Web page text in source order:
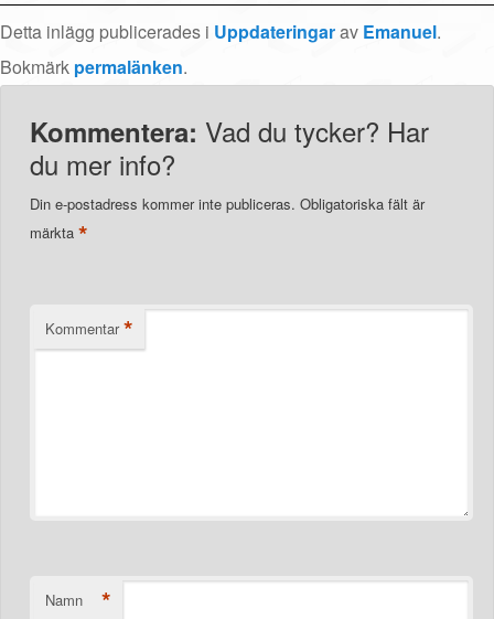
Detta inlägg publicerades i Uppdateringarav Emanuel.
Bokmärk permalänken.
Kommentera: Vad du tycker? Har
du mer info?
Din e-postadress kommer inte publiceras. Obligatoriska fält är
märkta *
Kommentar *
Namn *